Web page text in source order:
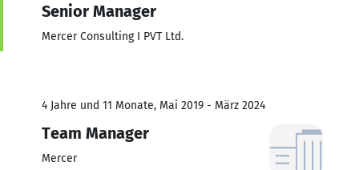
Senior Manager
Mercer Consulting I PVT Ltd.
4 Jahre und 11 Monate, Mai 2019 - März 2024
Team Manager
Mercer